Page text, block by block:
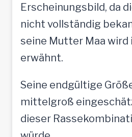
Erscheinungsbild, da
nicht vollständig
seine Mutter Maa wird
erwähnt.
Seine endgültige
mittelgroß
dieser